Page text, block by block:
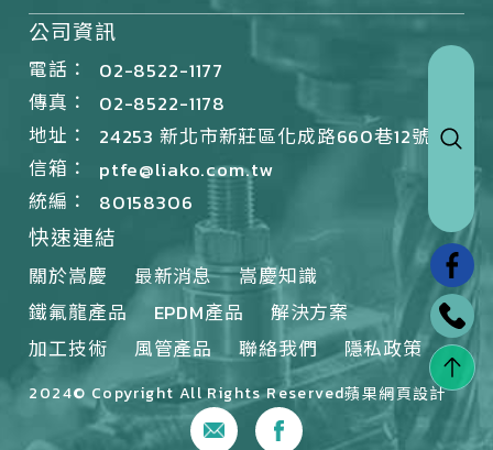
公司資訊
電話：
02-8522-1177
傳真：
02-8522-1178
地址：
24253 新北市新莊區化成路660巷12號
信箱：
ptfe@liako.com.tw
統編：
80158306
快速連結
關於嵩慶 最新消息
嵩慶知識
鐵氟龍產品
EPDM產品
解決方案
加工技術
風管產品 聯絡我們 隱私政策
2024© Copyright All Rights Reserved蘋果網頁設計